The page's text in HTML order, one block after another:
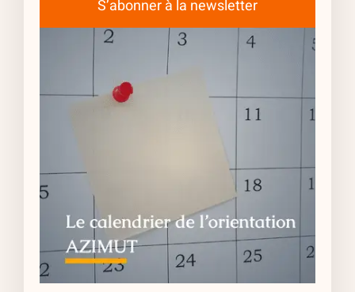
S’abonner à la newsletter